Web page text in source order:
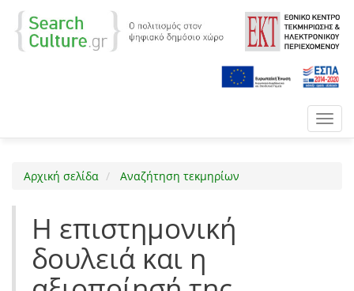
Αρχική σελίδα Αναζήτηση τεκμηρίων
Η επιστημονική
δουλειά και η